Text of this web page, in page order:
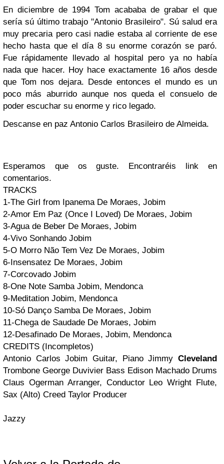
En diciembre de 1994 Tom acababa de grabar el que
sería sú último trabajo "Antonio Brasileiro". Sú salud era
muy precaria pero casi nadie estaba al corriente de ese
hecho hasta que el día 8 su enorme corazón se paró.
Fue rápidamente llevado al hospital pero ya no había
nada que hacer. Hoy hace exactamente 16 años desde
que Tom nos dejara. Desde entonces el mundo es un
poco más aburrido aunque nos queda el consuelo de
poder escuchar su enorme y rico legado.
Descanse en paz Antonio Carlos Brasileiro de Almeida.
Esperamos que os guste. Encontraréis link en
comentarios.
TRACKS
1-The Girl from IpanemaDe Moraes, Jobim
2-Amor Em Paz (Once I Loved) De Moraes, Jobim
3-Agua de Beber De Moraes, Jobim
4-Vivo Sonhando Jobim
5-O Morro Não Tem Vez De Moraes, Jobim
6-Insensatez De Moraes, Jobim
7-Corcovado Jobim
8-One Note SambaJobim, Mendonca
9-Meditation Jobim, Mendonca
10-Só Danço SambaDe Moraes, Jobim
11-Chega de Saudade De Moraes, Jobim
12-Desafinado De Moraes, Jobim, Mendonca
CREDITS (Incompletos)
Antonio Carlos Jobim Guitar, Piano JimmyCleveland
Trombone George Duvivier Bass Edison Machado Drums
Claus OgermanArranger, Conductor Leo Wright Flute,
Sax (Alto) Creed Taylor Producer
Jazzy